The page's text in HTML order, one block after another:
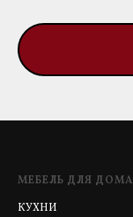
МЕБЕЛЬ ДЛЯ ДОМА
КУХНИ